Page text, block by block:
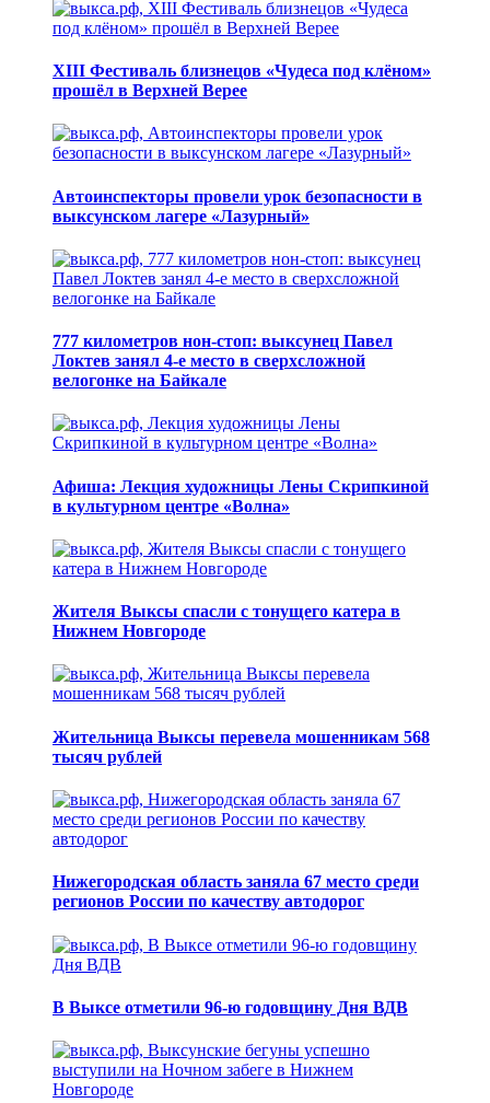
XIII Фестиваль близнецов «Чудеса под клёном»
прошёл в Верхней Верее
Автоинспекторы провели урок безопасности в
выксунском лагере «Лазурный»
777 километров нон-стоп: выксунец Павел
Локтев занял 4-е место в сверхсложной
велогонке на Байкале
Афиша: Лекция художницы Лены Скрипкиной
в культурном центре «Волна»
Жителя Выксы спасли с тонущего катера в
Нижнем Новгороде
Жительница Выксы перевела мошенникам 568
тысяч рублей
Нижегородская область заняла 67 место среди
регионов России по качеству автодорог
В Выксе отметили 96-ю годовщину Дня ВДВ